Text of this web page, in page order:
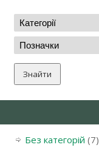
Без категорій (7)